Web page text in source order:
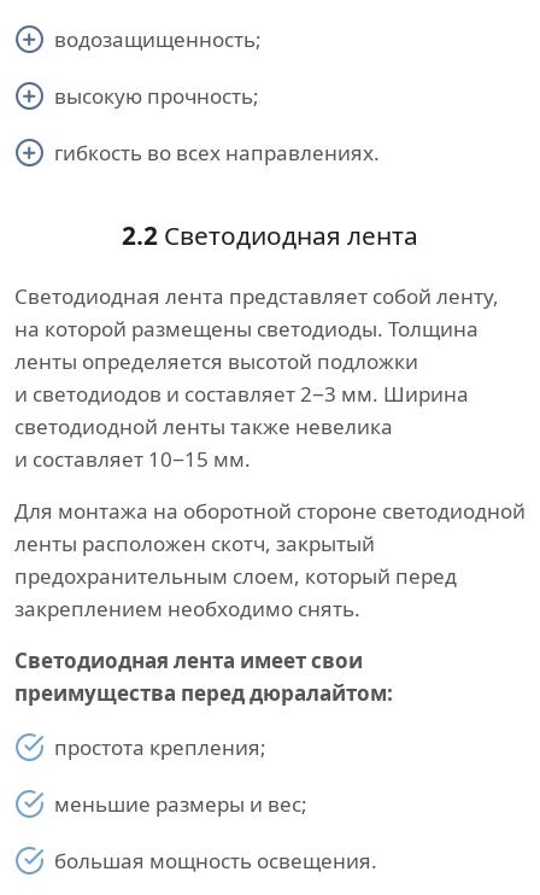
водозащищенность;
высокую прочность;
гибкость во всех направлениях.
2.2 Светодиодная лента
Светодиодная лента представляет собой ленту,
на которой размещены светодиоды. Толщина
ленты определяется высотой подложки
и светодиодов и составляет 2−3 мм. Ширина
светодиодной ленты также невелика
и составляет 10−15 мм.
Для монтажа на оборотной стороне светодиодной
ленты расположен скотч, закрытый
предохранительным слоем, который перед
закреплением необходимо снять.
Светодиодная лента имеет свои
преимущества перед дюралайтом:
простота крепления;
меньшие размеры и вес;
большая мощность освещения.